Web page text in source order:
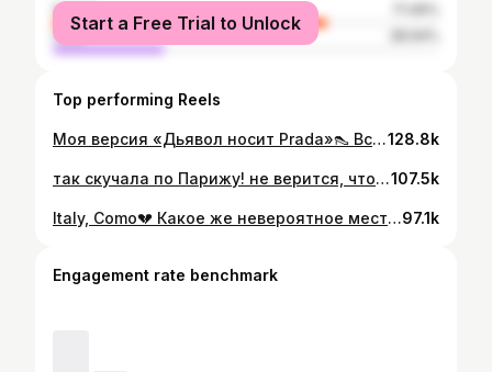
female
male
Start a Free Trial to Unlock
Top performing Reels
Моя версия «Дьявол носит Prada»👠 Все образы от @lichi_brand ❤️128.8k
так скучала по Парижу! не верится, что я здесь🥹✨❤️107.5k
Italy, Como💔 Какое же невероятное место, не могу поверить, что я увидела всю эту красоту своими глазами🥺 В Комо я оставила частичку себя..97.1k
Engagement rate benchmark